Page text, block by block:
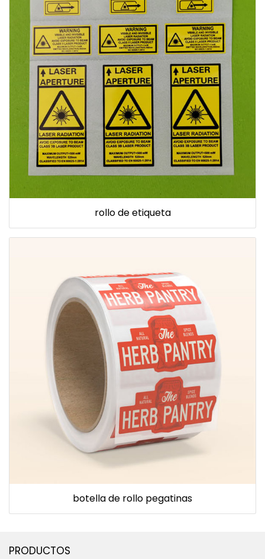
rollo de etiqueta
botella de rollo pegatinas
PRODUCTOS